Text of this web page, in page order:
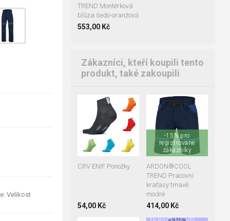
Velikost
TREND Montérková
blůza šedo-oranžová
553,00 Kč
Zákazníci, kteří koupili tento
produkt, také zakoupili
CRV ENIF Ponožky
54,00 Kč
39-40
43-44
45-46
modrá
černá
zelená
-15% pro
registrované
zákazníky
ARDON®COOL
TREND Pracovní
kraťasy tmavě
modré
414,00 Kč
+3
46 48
50
52
54
56
58
60
62